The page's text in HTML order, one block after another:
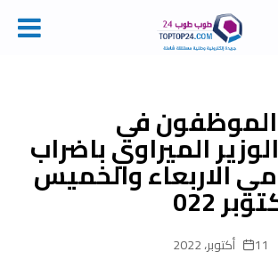
الموظفون في
الميراوي باضراب
الاربعاء والخميس
11 أكتوبر، 2022